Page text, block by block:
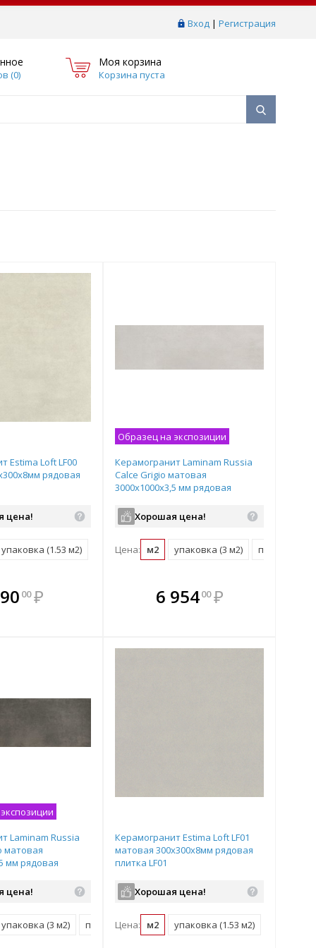
Вход | Регистрация
(0)
Моя корзина
Корзина пуста
Estima Loft LF00
рядовая
цена!
упаковка (1.53 м2) поддон (61.2 м2)
00 ₽
В комплекте
всегда выгоднее!
Образец на экспозиции
Керамогранит Laminam Russia
Calce Grigio матовая
3000х1000х3,5 мм рядовая
Хорошая цена!
Цена: м2 упаковка (3 м2) поддон (60
комплекте
выгоднее!
6 95400 ₽
Laminam Russia
матовая
мм рядовая
цена!
упаковка (3 м2) поддон (60 м2)
Керамогранит Estima Loft LF01
матовая 300х300х8мм рядовая
плитка LF01
Хорошая цена!
Цена: м2 упаковка (1.53 м2)